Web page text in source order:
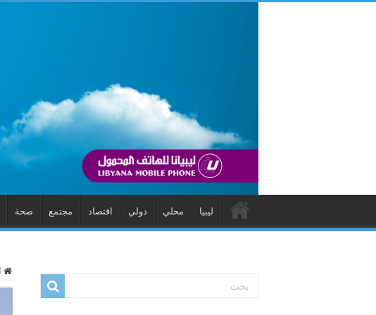
ليبيا محلي دولي اقتصاد مجتمع صحة